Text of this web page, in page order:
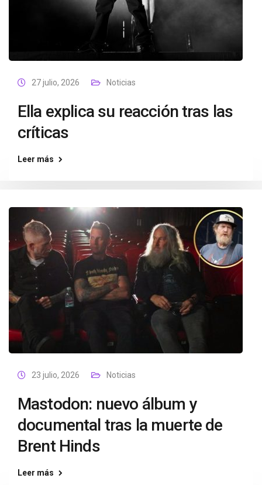
27 julio, 2026 Noticias
Ella explica su reacción tras las
críticas
Leer más
23 julio, 2026 Noticias
Mastodon: nuevo álbum y
documental tras la muerte de
Brent Hinds
Leer más